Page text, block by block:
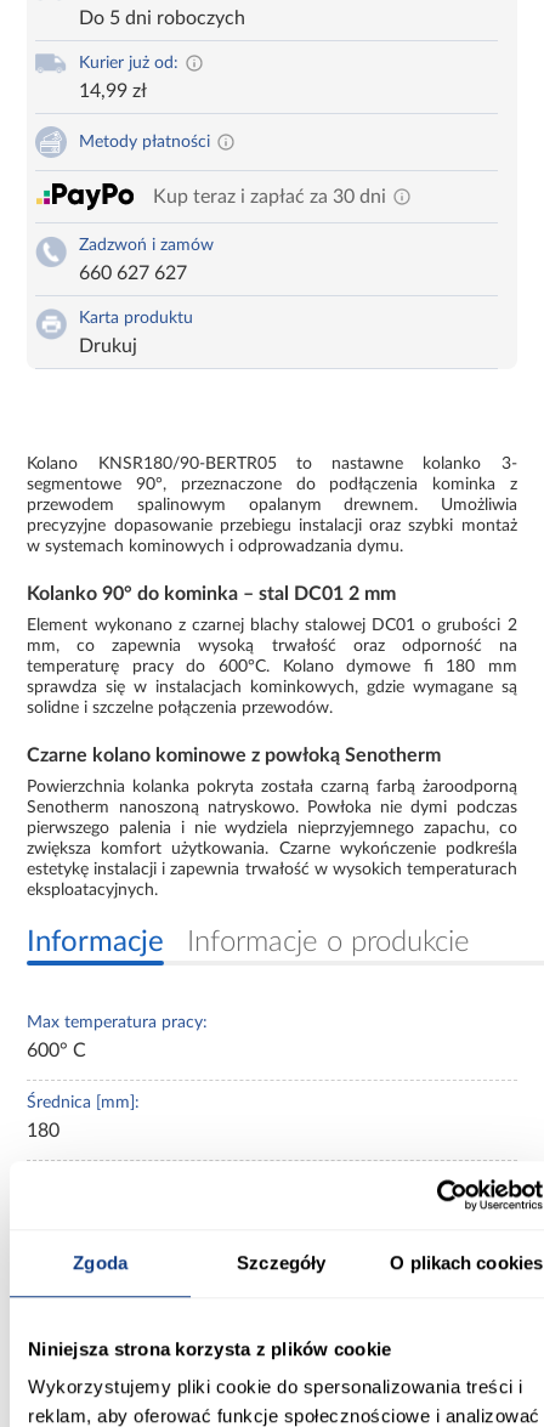
Zgoda Szczegóły O plikach cookies
Niniejsza strona korzysta z plików cookie
Wykorzystujemy pliki cookie do spersonalizowania treści i
reklam, aby oferować funkcje społecznościowe i analizować
Do 5 dni roboczych
Kurier już od:
14,99 zł
Metody płatności
Kup teraz i zapłać za 30 dni
Zadzwoń i zamów
660 627 627
Karta produktu
Drukuj
Kolano KNSR180/90-BERTR05 to nastawne kolanko 3-
segmentowe 90°, przeznaczone do podłączenia kominka z
przewodem spalinowym opalanym drewnem. Umożliwia
precyzyjne dopasowanie przebiegu instalacji oraz szybki montaż
w systemach kominowych i odprowadzania dymu.
Kolanko 90° do kominka – stal DC01 2 mm
Element wykonano z czarnej blachy stalowej DC01 o grubości 2
mm, co zapewnia wysoką trwałość oraz odporność na
temperaturę pracy do 600°C. Kolano dymowe fi 180 mm
sprawdza się w instalacjach kominkowych, gdzie wymagane są
solidne i szczelne połączenia przewodów.
Czarne kolano kominowe z powłoką Senotherm
Powierzchnia kolanka pokryta została czarną farbą żaroodporną
Senotherm nanoszoną natryskowo. Powłoka nie dymi podczas
pierwszego palenia i nie wydziela nieprzyjemnego zapachu, co
zwiększa komfort użytkowania. Czarne wykończenie podkreśla
estetykę instalacji i zapewnia trwałość w wysokich temperaturach
eksploatacyjnych.
Informacje Informacje o produkcie
Max temperatura pracy:
600° C
Średnica [mm]:
180
Grubość blachy:
Kolor:
Materiał wykonania: